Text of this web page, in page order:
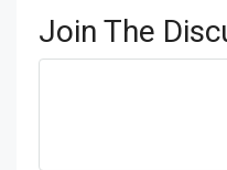
Join The